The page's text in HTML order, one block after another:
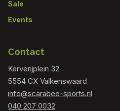
Sale
Events
Contact
Kerverijplein 32
5554 CX Valkenswaard
info@scarabee-sports.nl
040 207 0032